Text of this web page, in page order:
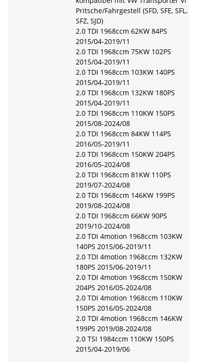
Pritsche/Fahrgestell (SFD, SFE, SFL,
SFZ, SJD)
2.0 TDI 1968ccm 62KW 84PS
2015/04-2019/11
2.0 TDI 1968ccm 75KW 102PS
2015/04-2019/11
2.0 TDI 1968ccm 103KW 140PS
2015/04-2019/11
2.0 TDI 1968ccm 132KW 180PS
2015/04-2019/11
2.0 TDI 1968ccm 110KW 150PS
2015/08-2024/08
2.0 TDI 1968ccm 84KW 114PS
2016/05-2019/11
2.0 TDI 1968ccm 150KW 204PS
2016/05-2024/08
2.0 TDI 1968ccm 81KW 110PS
2019/07-2024/08
2.0 TDI 1968ccm 146KW 199PS
2019/08-2024/08
2.0 TDI 1968ccm 66KW 90PS
2019/10-2024/08
2.0 TDI 4motion 1968ccm 103KW
140PS 2015/06-2019/11
2.0 TDI 4motion 1968ccm 132KW
180PS 2015/06-2019/11
2.0 TDI 4motion 1968ccm 150KW
204PS 2016/05-2024/08
2.0 TDI 4motion 1968ccm 110KW
150PS 2016/05-2024/08
2.0 TDI 4motion 1968ccm 146KW
199PS 2019/08-2024/08
2.0 TSI 1984ccm 110KW 150PS
2015/04-2019/06